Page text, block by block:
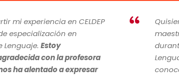
mi experiencia en CELDEP
especialización en
Lenguaje. Estoy
con la profesora
ha alentado a expresar
“